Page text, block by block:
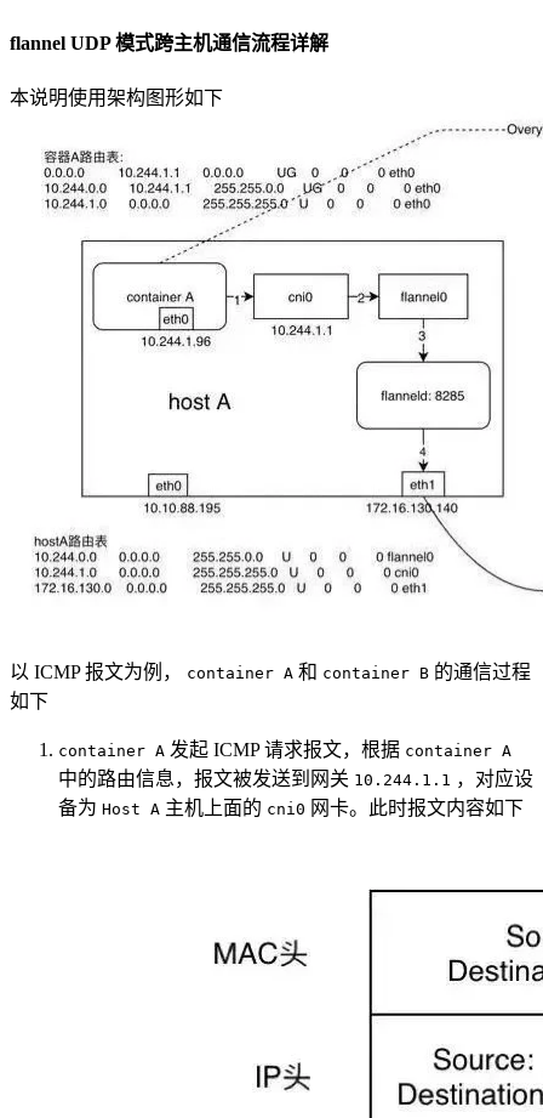
flannel UDP 模式跨主机通信流程详解
本说明使用架构图形如下
以 ICMP 报文为例， container A 和 container B 的通信过程
如下
container A 发起 ICMP 请求报文，根据 container A
中的路由信息，报文被发送到网关 10.244.1.1 ，对应设
备为 Host A 主机上面的 cni0 网卡。此时报文内容如下